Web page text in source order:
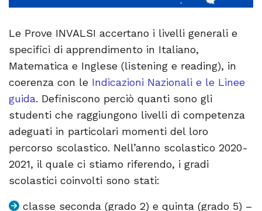
Le Prove INVALSI accertano i livelli generali e
specifici di apprendimento in Italiano,
Matematica e Inglese (listening e reading), in
coerenza con le Indicazioni Nazionali e le Linee
guida. Definiscono perciò quanti sono gli
studenti che raggiungono livelli di competenza
adeguati in particolari momenti del loro
percorso scolastico. Nell’anno scolastico 2020-
2021, il quale ci stiamo riferendo, i gradi
scolastici coinvolti sono stati:
classe seconda (grado 2) e quinta (grado 5) –